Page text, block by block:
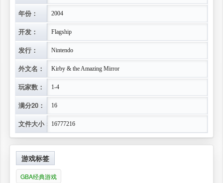
年份： 2004
开发： Flagship
发行： Nintendo
外文名： Kirby & the Amazing Mirror
玩家数： 1-4
满分20： 16
文件大小： 16777216
游戏标签
GBA经典游戏